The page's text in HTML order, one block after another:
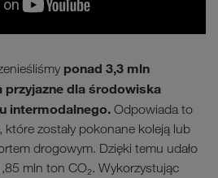
ponad 3,3 mln
dla środowiska
intermodalnego. Odpowiada to
zostały pokonane koleją lub
drogowym. Dzięki temu udało
mln ton CO₂. Wykorzystując